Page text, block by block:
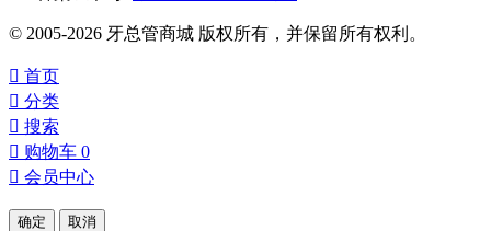
© 2005-2026 牙总管商城 版权所有，并保留所有权利。
 首页
 分类
 搜索
 购物车 0
 会员中心
确定 取消